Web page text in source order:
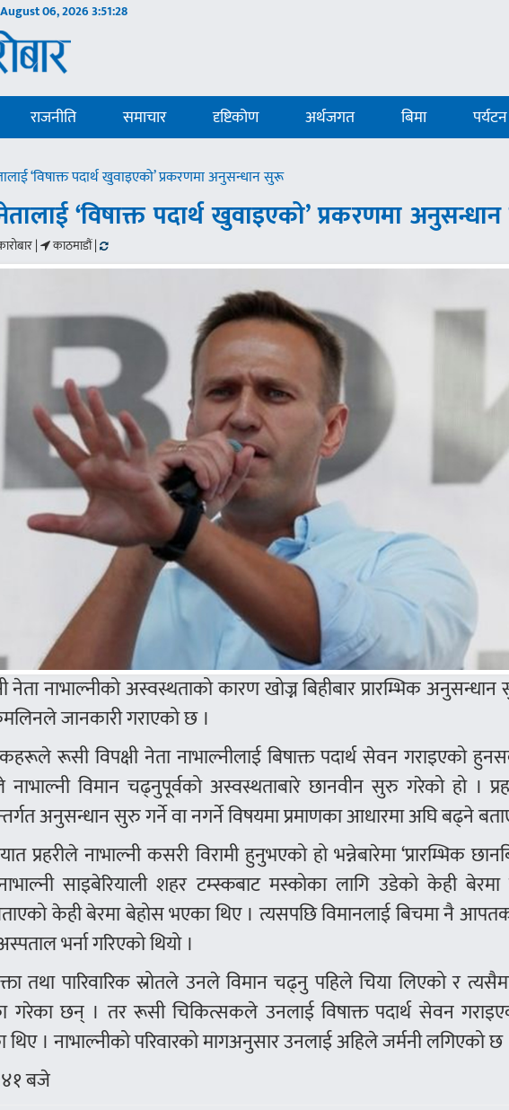
August 06, 20263:51:29
राजनीति समाचार दृष्टिकोण अर्थजगत बिमा पर्यटन
‘विषाक्त पदार्थ खुवाइएको’ प्रकरणमा अनुसन्धान सुरू
‘विषाक्त पदार्थ खुवाइएको’ प्रकरणमा
| काठमाडौं |
नेता नाभाल्नीको अस्वस्थताको कारण खोज्न बिहीबार प्रारम्भिक
जानकारी गराएको छ ।
रूसी विपक्षी नेता नाभाल्नीलाई बिषाक्त पदार्थ सेवन गराइएको
विमान चढ्नुपूर्वको अस्वस्थताबारे छानवीन सुरु गरेको हो ।
अनुसन्धान सुरु गर्ने वा नगर्ने विषयमा प्रमाणका आधारमा अघि बढ्ने
प्रहरीले नाभाल्नी कसरी विरामी हुनुभएको हो भन्नेबारेमा ‘प्रारम्भिक
साइबेरियाली शहर टम्स्कबाट मस्कोका लागि उडेको केही बेरमा
केही बेरमा बेहोस भएका थिए । त्यसपछि विमानलाई बिचमा नै
भर्ना गरिएको थियो ।
तथा पारिवारिक स्रोतले उनले विमान चढ्नु पहिले चिया लिएको र
गरेका छन् । तर रूसी चिकित्सकले उनलाई विषाक्त पदार्थ सेवन
। नाभाल्नीको परिवारको मागअनुसार उनलाई अहिले जर्मनी लगिएको
बजे